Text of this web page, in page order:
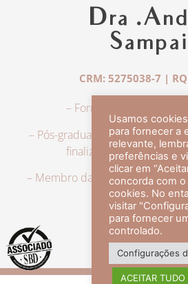
Dra
CRM: 5275038-7 |
– Formação em Medicina
– Pós-graduação em
finalizado a
– Membro da Sociedade
com título de
veja mais
Usamos
para fornecer a
relevante,
preferências e
clicar em
concorda com o
cookies. No
visitar
para fornecer
controlado.
Configurações
ACEITAR TUDO